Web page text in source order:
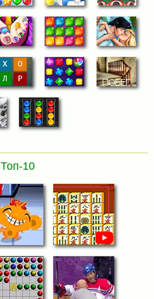
Топ-10